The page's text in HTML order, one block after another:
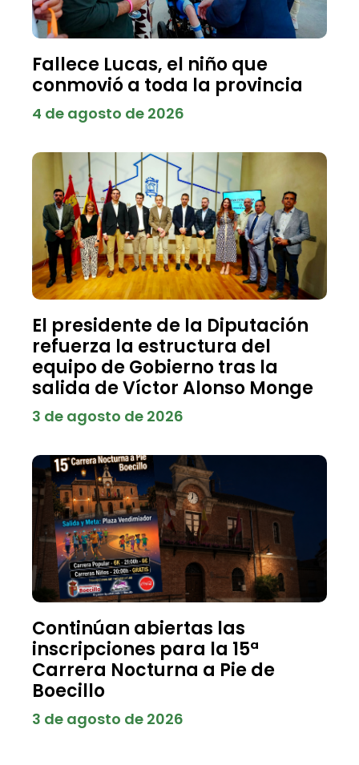
Fallece Lucas, el niño que
conmovió a toda la provincia
4 de agosto de 2026
El presidente de la Diputación
refuerza la estructura del
equipo de Gobierno tras la
salida de Víctor Alonso Monge
3 de agosto de 2026
Continúan abiertas las
inscripciones para la 15ª
Carrera Nocturna a Pie de
Boecillo
3 de agosto de 2026